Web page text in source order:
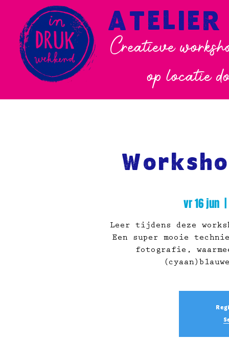
Creatieve
op locatie
vr 16 jun
Leer tijdens deze
Een super mooie
fotografie,